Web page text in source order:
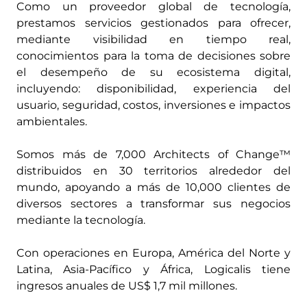
Como un proveedor global de tecnología,
prestamos servicios gestionados para ofrecer,
mediante visibilidad en tiempo real,
conocimientos para la toma de decisiones sobre
el desempeño de su ecosistema digital,
incluyendo: disponibilidad, experiencia del
usuario, seguridad, costos, inversiones e impactos
ambientales.
Somos más de 7,000 Architects of Change™
distribuidos en 30 territorios alrededor del
mundo, apoyando a más de 10,000 clientes de
diversos sectores a transformar sus negocios
mediante la tecnología.
Con operaciones en Europa, América del Norte y
Latina, Asia-Pacífico y África, Logicalis tiene
ingresos anuales de US$ 1,7 mil millones.